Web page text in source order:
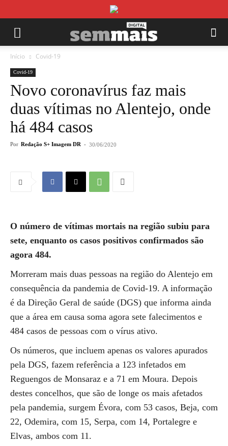
Início Covid-19
Covid-19
Novo coronavírus faz mais
duas vítimas no Alentejo, onde
há 484 casos
Por Redação S+ Imagem DR - 30/06/2020
O número de vítimas mortais na região subiu para
sete, enquanto os casos positivos confirmados são
agora 484.
Morreram mais duas pessoas na região do Alentejo em
consequência da pandemia de Covid-19. A informação
é da Direção Geral de saúde (DGS) que informa ainda
que a área em causa soma agora sete falecimentos e
484 casos de pessoas com o vírus ativo.
Os números, que incluem apenas os valores apurados
pela DGS, fazem referência a 123 infetados em
Reguengos de Monsaraz e a 71 em Moura. Depois
destes concelhos, que são de longe os mais afetados
pela pandemia, surgem Évora, com 53 casos, Beja, com
22, Odemira, com 15, Serpa, com 14, Portalegre e
Elvas, ambos com 11.